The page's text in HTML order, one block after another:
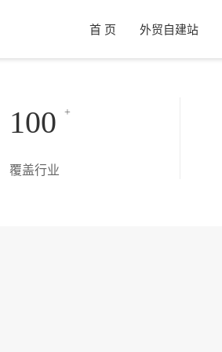
首 页 外贸自建站
100 +
覆盖行业